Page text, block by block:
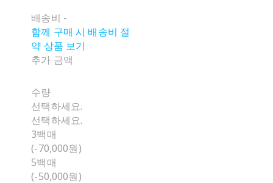
배송비 -
함께 구매 시 배송비 절
약 상품 보기
추가 금액
수량
선택하세요.
선택하세요.
3백매
(-70,000원)
5백매
(-50,000원)